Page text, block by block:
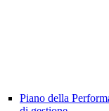
Piano della